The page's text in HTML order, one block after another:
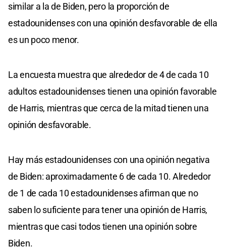
similar a la de Biden, pero la proporción de
estadounidenses con una opinión desfavorable de ella
es un poco menor.
La encuesta muestra que alrededor de 4 de cada 10
adultos estadounidenses tienen una opinión favorable
de Harris, mientras que cerca de la mitad tienen una
opinión desfavorable.
Hay más estadounidenses con una opinión negativa
de Biden: aproximadamente 6 de cada 10. Alrededor
de 1 de cada 10 estadounidenses afirman que no
saben lo suficiente para tener una opinión de Harris,
mientras que casi todos tienen una opinión sobre
Biden.